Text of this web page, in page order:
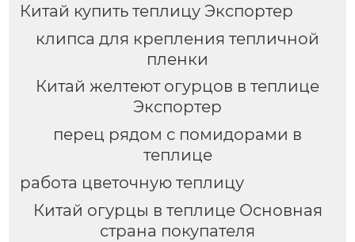
Китай купить теплицу Экспортер
клипса для крепления тепличной
пленки
Китай желтеют огурцов в теплице
Экспортер
перец рядом с помидорами в
теплице
работа цветочную теплицу
Китай огурцы в теплице Основная
страна покупателя